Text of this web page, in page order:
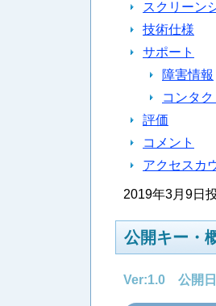
スクリーン
技術仕様
サポート
障害情報
コンタク
評価
コメント
アクセスカ
2019年3月9日
公開キー・
Ver:1.0 公開